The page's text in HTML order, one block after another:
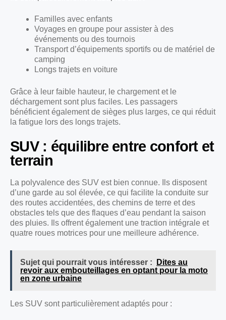
Familles avec enfants
Voyages en groupe pour assister à des
événements ou des tournois
Transport d’équipements sportifs ou de matériel de
camping
Longs trajets en voiture
Grâce à leur faible hauteur, le chargement et le
déchargement sont plus faciles. Les passagers
bénéficient également de sièges plus larges, ce qui réduit
la fatigue lors des longs trajets.
SUV : équilibre entre confort et
terrain
La polyvalence des SUV est bien connue. Ils disposent
d’une garde au sol élevée, ce qui facilite la conduite sur
des routes accidentées, des chemins de terre et des
obstacles tels que des flaques d’eau pendant la saison
des pluies. Ils offrent également une traction intégrale et
quatre roues motrices pour une meilleure adhérence.
Sujet qui pourrait vous intéresser :
Dites au
revoir aux embouteillages en optant pour la moto
en zone urbaine
Les SUV sont particulièrement adaptés pour :